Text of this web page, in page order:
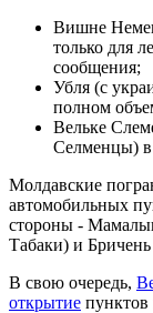
Вишне
только для
сообщения;
Убля (с
полном
Вельке
Селменцы) в
Молдавские
автомобильных
стороны -
Табаки) и
В свою очередь,
открытие пунктов